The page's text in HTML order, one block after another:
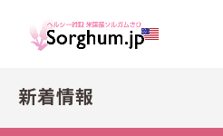
新着情報